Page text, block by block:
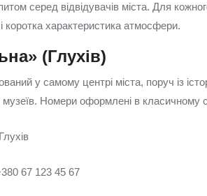
серед відвідувачів міста. Для
коротка характеристика атмосфери.
(Глухів)
у самому центрі міста, поруч із
музеїв. Номери оформлені в класичному
67 123 45 67